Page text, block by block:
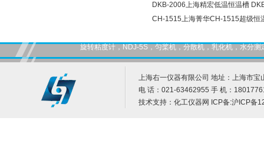
DKB-2006上海精宏低温恒温槽
CH-1515上海菁华CH-1515超级恒
旋转粘度计，NDJ-5S，匀桨机，分散机，乳化机，水分
上海右一仪器有限公司 地址：上海市宝
电 话：021-63462955 手 机：
技术支持： 化工仪器网 ICP备:沪ICP备